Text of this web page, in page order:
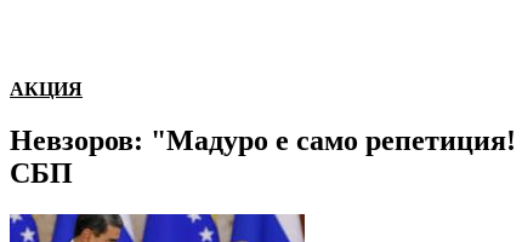
АКЦИЯ
Невзоров: "Мадуро е само
СБП